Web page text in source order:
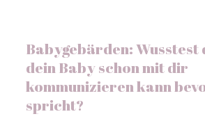
Babygebärden: Wusstest
dein Baby schon mit dir
kommunizieren kann
spricht?